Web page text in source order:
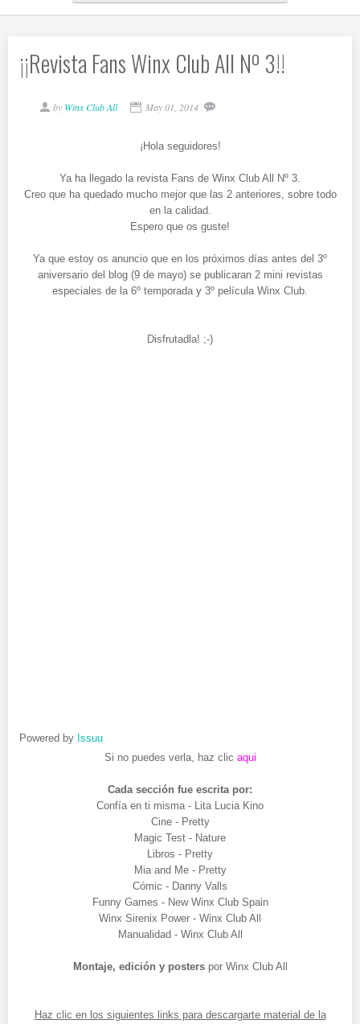
¡¡Revista Fans Winx Club All Nº 3!!
by Winx Club All May 01, 2014
¡Hola seguidores!
Ya ha llegado la revista Fans de Winx Club All Nº 3.
Creo que ha quedado mucho mejor que las 2 anteriores, sobre todo
en la calidad.
Espero que os guste!
Ya que estoy os anuncio que en los próximos días antes del 3º
aniversario del blog (9 de mayo) se publicaran 2 mini revistas
especiales de la 6º temporada y 3º película Winx Club.
Disfrutadla! ;-)
Powered by Issuu
Si no puedes verla, haz clic aqui
Cada sección fue escrita por:
Confía en ti misma - Lita Lucia Kino
Cine - Pretty
Magic Test - Nature
Libros - Pretty
Mia and Me - Pretty
Cómic - Danny Valls
Funny Games - New Winx Club Spain
Winx Sirenix Power - Winx Club All
Manualidad - Winx Club All
Montaje, edición y posterspor Winx Club All
Haz clic en los siguientes links para descargarte material de la